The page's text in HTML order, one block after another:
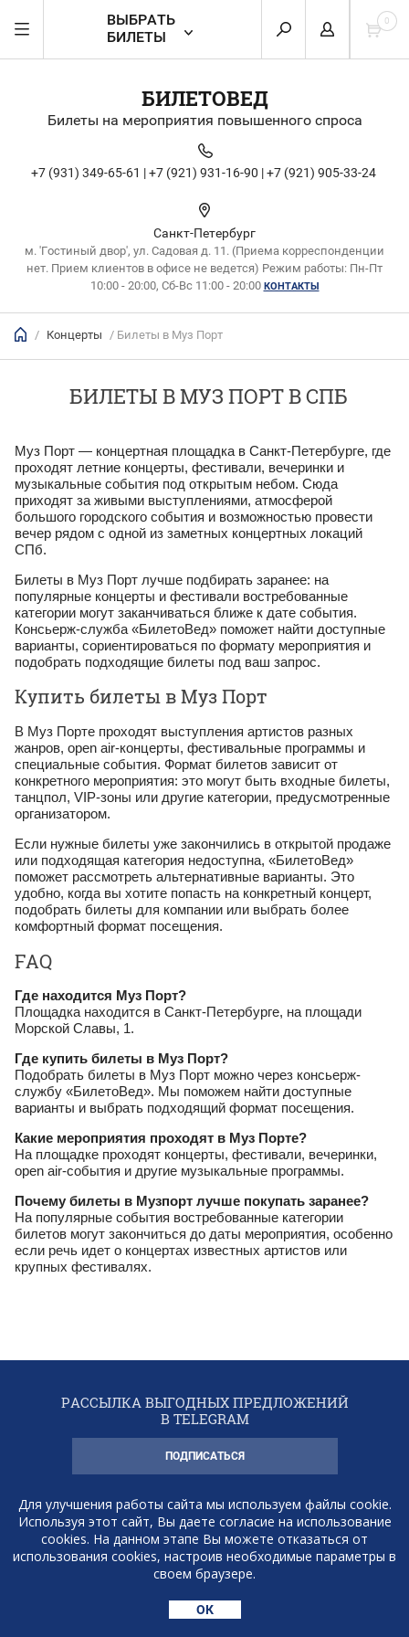
0
ВЫБРАТЬ
БИЛЕТЫ
БИЛЕТОВЕД
Билеты на мероприятия повышенного спроса
+7 (931) 349-65-61 | +7 (921) 931-16-90 | +7 (921) 905-33-24
Санкт-Петербург
м. 'Гостиный двор', ул. Садовая д. 11. (Приема корреспонденции
нет. Прием клиентов в офисе не ведется) Режим работы: Пн-Пт
10:00 - 20:00, Сб-Вс 11:00 - 20:00 КОНТАКТЫ
/ Концерты / Билеты в Муз Порт
БИЛЕТЫ В МУЗ ПОРТ В СПБ
Муз Порт — концертная площадка в Санкт-Петербурге, где
проходят летние концерты, фестивали, вечеринки и
музыкальные события под открытым небом. Сюда
приходят за живыми выступлениями, атмосферой
большого городского события и возможностью провести
вечер рядом с одной из заметных концертных локаций
СПб.
Билеты в Муз Порт лучше подбирать заранее: на
популярные концерты и фестивали востребованные
категории могут заканчиваться ближе к дате события.
Консьерж-служба «БилетоВед» поможет найти доступные
варианты, сориентироваться по формату мероприятия и
подобрать подходящие билеты под ваш запрос.
Купить билеты в Муз Порт
В Муз Порте проходят выступления артистов разных
жанров, open air-концерты, фестивальные программы и
специальные события. Формат билетов зависит от
конкретного мероприятия: это могут быть входные билеты,
танцпол, VIP-зоны или другие категории, предусмотренные
организатором.
Если нужные билеты уже закончились в открытой продаже
или подходящая категория недоступна, «БилетоВед»
поможет рассмотреть альтернативные варианты. Это
удобно, когда вы хотите попасть на конкретный концерт,
подобрать билеты для компании или выбрать более
комфортный формат посещения.
FAQ
Где находится Муз Порт?
Площадка находится в Санкт-Петербурге, на площади
Морской Славы, 1.
Где купить билеты в Муз Порт?
Подобрать билеты в Муз Порт можно через консьерж-
службу «БилетоВед». Мы поможем найти доступные
варианты и выбрать подходящий формат посещения.
Какие мероприятия проходят в Муз Порте?
На площадке проходят концерты, фестивали, вечеринки,
open air-события и другие музыкальные программы.
Почему билеты в Музпорт лучше покупать заранее?
На популярные события востребованные категории
билетов могут закончиться до даты мероприятия, особенно
если речь идет о концертах известных артистов или
крупных фестивалях.
РАССЫЛКА ВЫГОДНЫХ ПРЕДЛОЖЕНИЙ
В TELEGRAM
ПОДПИСАТЬСЯ
+7 (921) 931-16-90
Консьерж-служба 'Билетовед'
2013 - 2026 © СПб
Для улучшения работы сайта мы используем файлы cookie.
Используя этот сайт, Вы даете согласие на использование
cookies. На данном этапе Вы можете отказаться от
использования cookies, настроив необходимые параметры в
своем браузере.
ОК